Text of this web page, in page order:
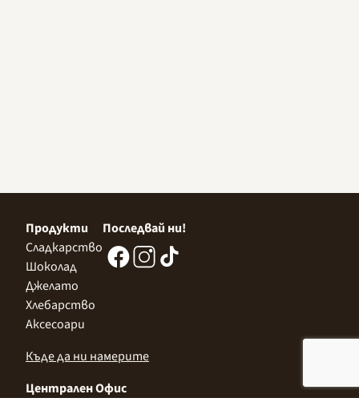
Продукти
Сладкарство
Шоколад
Джелато
Хлебарство
Аксесоари
Последвай ни!
Къде да ни намерите
Централен Офис